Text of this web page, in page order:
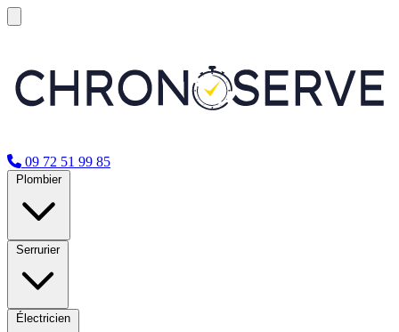
09 72 51 99 85
Plombier
Serrurier
Électricien